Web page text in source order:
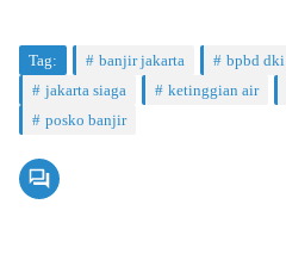
Tag: banjir jakarta bpbd dki
jakarta siaga
ketinggian air
posko banjir